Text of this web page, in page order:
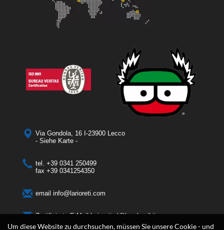
Via Gondola, 16 I-23900 Lecco
- Siehe Karte -
tel. +39 0341 250499
fax +39 0341254350
email info@larioreti.com
Zertifizierte E-Mail​​​​​​​larioretisrl@legalmail.it
Um diese Website zu durchsuchen, müssen Sie unsere Cookie - und